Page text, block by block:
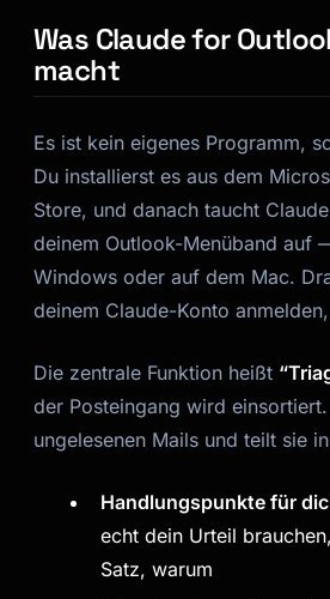
Was Claude for
macht
Es ist kein eigenes Programm,
Du installierst es aus dem
Store, und danach taucht
deinem Outlook-Menüband auf
Windows oder auf dem Mac.
deinem Claude-Konto
Die zentrale Funktion heißt
der Posteingang wird
ungelesenen Mails und teilt sie
Handlungspunkte für
echt dein Urteil
Satz, warum